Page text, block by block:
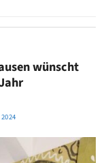
wünscht